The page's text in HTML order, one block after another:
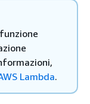
Lambda.